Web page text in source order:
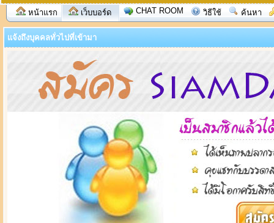
หน้าแรก เว็บบอร์ด CHAT ROOM วิธีใช้ ค้นหา
แจ้งถึงบุคคลทั่วไปที่เข้ามา